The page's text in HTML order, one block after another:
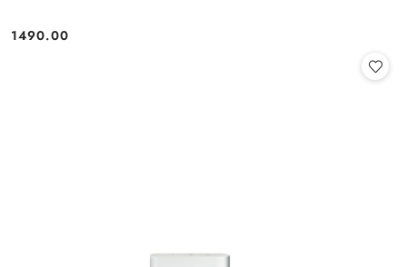
Cena:
1490.00